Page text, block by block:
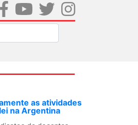
para Dia de
com Cuba em